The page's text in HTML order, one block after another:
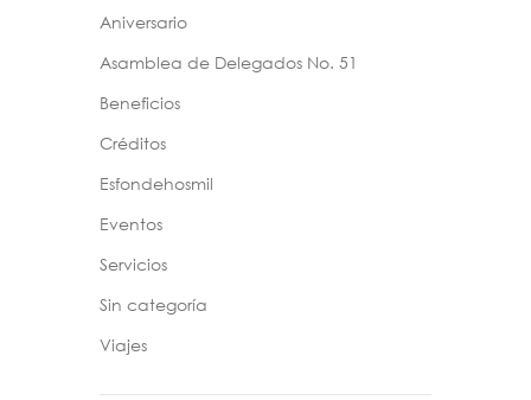
Aniversario
Asamblea de Delegados No. 51
Beneficios
Créditos
Esfondehosmil
Eventos
Servicios
Sin categoría
Viajes